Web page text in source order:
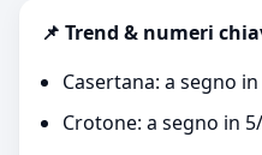
📌 Trend & numeri
Casertana: a segno
Crotone: a segno in